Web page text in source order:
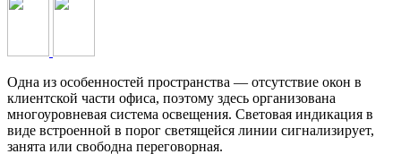
Одна из особенностей пространства — отсутствие окон в
клиентской части офиса, поэтому здесь организована
многоуровневая система освещения. Световая индикация в
виде встроенной в порог светящейся линии сигнализирует,
занята или свободна переговорная.